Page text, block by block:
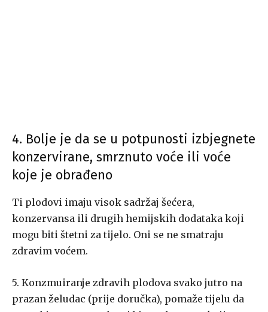
4. Bolje je da se u potpunosti izbjegnete
konzervirane, smrznuto voće ili voće
koje je obrađeno
Ti plodovi imaju visok sadržaj šećera,
konzervansa ili drugih hemijskih dodataka koji
mogu biti štetni za tijelo. Oni se ne smatraju
zdravim voćem.
5. Konzmuiranje zdravih plodova svako jutro na
prazan želudac (prije doručka), pomaže tijelu da